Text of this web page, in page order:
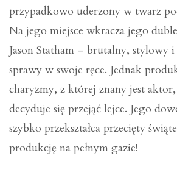
przypadkowo uderzony w twarz
Na jego miejsce wkracza jego
Jason Statham – brutalny, stylowy
sprawy w swoje ręce. Jednak
charyzmy, z której znany jest
decyduje się przejąć lejce. Jego
szybko przekształca przecięty
produkcję na pełnym gazie!